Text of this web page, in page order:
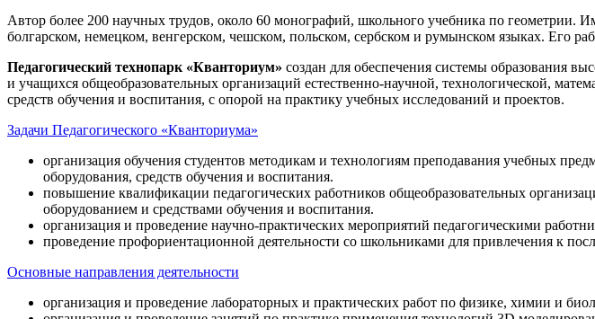
Автор более 200 научных трудов, около 60 монографий, школьного учебника по геометрии.
болгарском, немецком, венгерском, чешском, польском, сербском и румынском языках. Его
Педагогический технопарк «Кванториум» создан для обеспечения системы образования
и учащихся общеобразовательных организаций естественно-научной, технологической,
средств обучения и воспитания, с опорой на практику учебных исследований и проектов.
Задачи Педагогического «Кванториума»
организация обучения студентов методикам и технологиям преподавания учебных
оборудования, средств обучения и воспитания.
повышение квалификации педагогических работников общеобразовательных
оборудованием и средствами обучения и воспитания.
организация и проведение научно-практических мероприятий педагогическими
проведение профориентационной деятельности со школьниками для привлечения к
Основные направления деятельности
организация и проведение лабораторных и практических работ по физике, химии и